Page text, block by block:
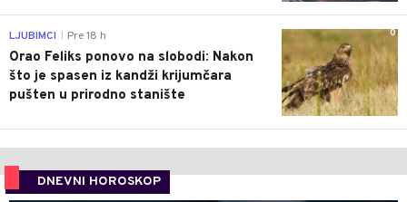
0
LJUBIMCI Pre 18 h
Orao Feliks ponovo na slobodi: Nakon
što je spasen iz kandži krijumčara
pušten u prirodno stanište
DNEVNI HOROSKOP